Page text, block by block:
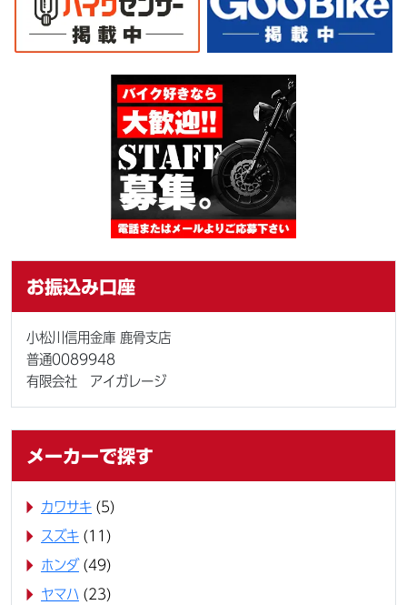
お振込み口座
小松川信用金庫 鹿骨支店
普通0089948
有限会社 アイガレージ
メーカーで探す
カワサキ (5)
スズキ (11)
ホンダ (49)
ヤマハ (23)